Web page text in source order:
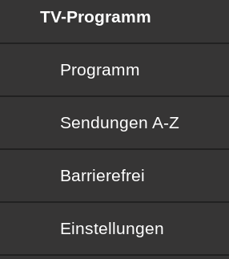
TV-Programm
Programm
Sendungen von A bis Z
Sendungen A-Z
Barrierefrei
Barrierefrei
Einstellungen